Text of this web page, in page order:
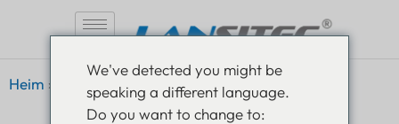
springen
Heim » Rechtliches
We've detected you might be
speaking a different language.
Do you want to change to: